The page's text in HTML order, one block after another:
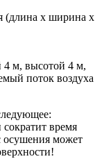
(длина х ширина х
м, высотой 4 м,
поток воздуха
время
осушения может